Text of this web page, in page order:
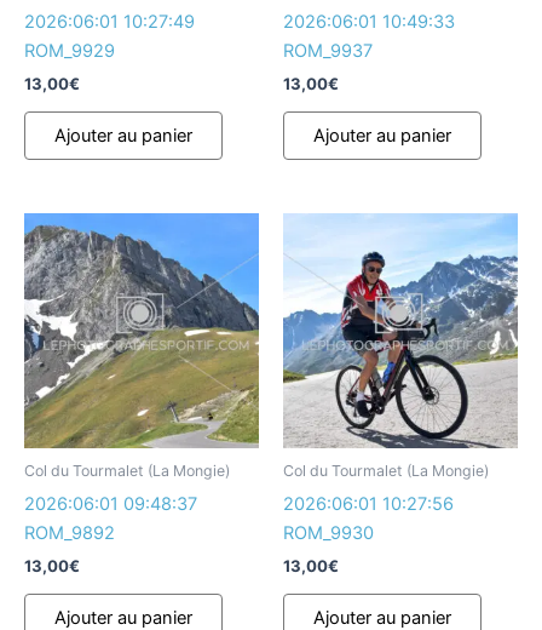
2026:06:01 10:27:49
ROM_9929
13,00€
Ajouter au panier
2026:06:01 10:49:33
ROM_9937
13,00€
Ajouter au panier
Col du Tourmalet (La Mongie)
2026:06:01 09:48:37
ROM_9892
13,00€
Ajouter au panier
Col du Tourmalet (La Mongie)
2026:06:01 10:27:56
ROM_9930
13,00€
Ajouter au panier